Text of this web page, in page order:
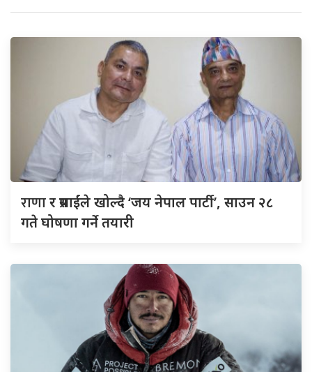
राणार प्रसाईंले खोल्दै ‘जय नेपाल पार्टी’, साउन २८
गते घोषणा गर्ने तयारी